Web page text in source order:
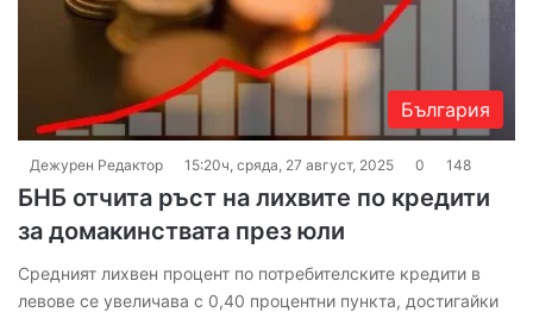
България
Дежурен Редактор 15:20ч, сряда, 27 август, 2025 0 148
БНБ отчита ръст на лихвите по кредити
за домакинствата през юли
Средният лихвен процент по потребителските кредити в
левове се увеличава с 0,40 процентни пункта, достигайки